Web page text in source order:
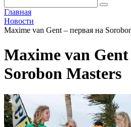
Главная
Новости
Maxime van Gent – первая на
Maxime van
Sorobon Masters